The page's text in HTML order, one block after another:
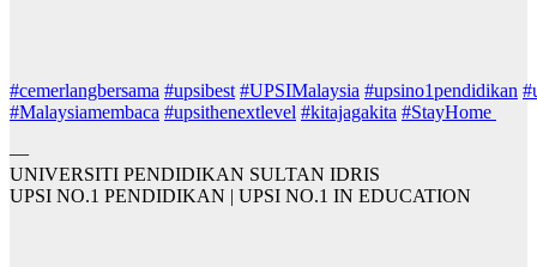
#cemerlangbersama #upsibest #UPSIMalaysia #upsino1pendidikan #
#Malaysiamembaca #upsithenextlevel #kitajagakita #StayHome
—
UNIVERSITI PENDIDIKAN SULTAN IDRIS
UPSI NO.1 PENDIDIKAN | UPSI NO.1 IN EDUCATION